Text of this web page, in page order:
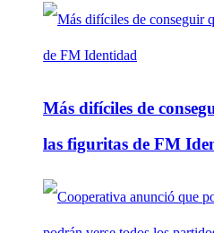
Más difíciles de
las figuritas de FM